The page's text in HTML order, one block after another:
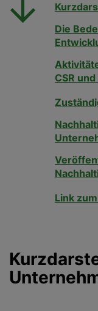
Die
CSR
Link